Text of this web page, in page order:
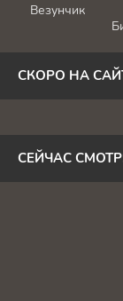
Везунчик
СКОРО НА
СЕЙЧАС